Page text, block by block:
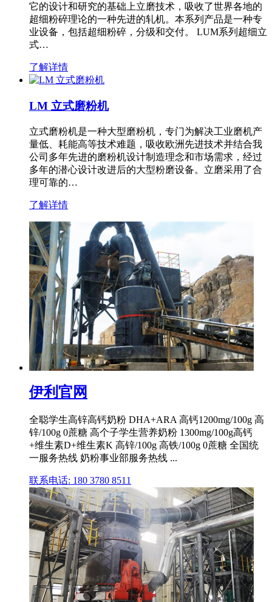
它的设计和研究的基础上立磨技术，吸收了世界各地的
超细粉碎理论的一种先进的轧机。本系列产品是一种专
业设备，包括超细粉碎，分级和交付。 LUM系列超细立
式…
了解详情
LM 立式磨粉机
立式磨粉机是一种大型磨粉机，专门为解决工业磨机产
量低、耗能高等技术难题，吸收欧洲先进技术并结合我
公司多年先进的磨粉机设计制造理念和市场需求，经过
多年的潜心设计改进后的大型粉磨设备。立磨采用了合
理可靠的…
了解详情
伊利官网
全聪学生高锌高钙奶粉 DHA+ARA 高钙1200mg/100g 高
锌/100g 0蔗糖 高个子学生营养奶粉 1300mg/100g高钙
+维生素D+维生素K 高锌/100g 高铁/100g 0蔗糖 全国统
一服务热线 奶粉事业部服务热线 ...
联系电话: 180 3780 8511